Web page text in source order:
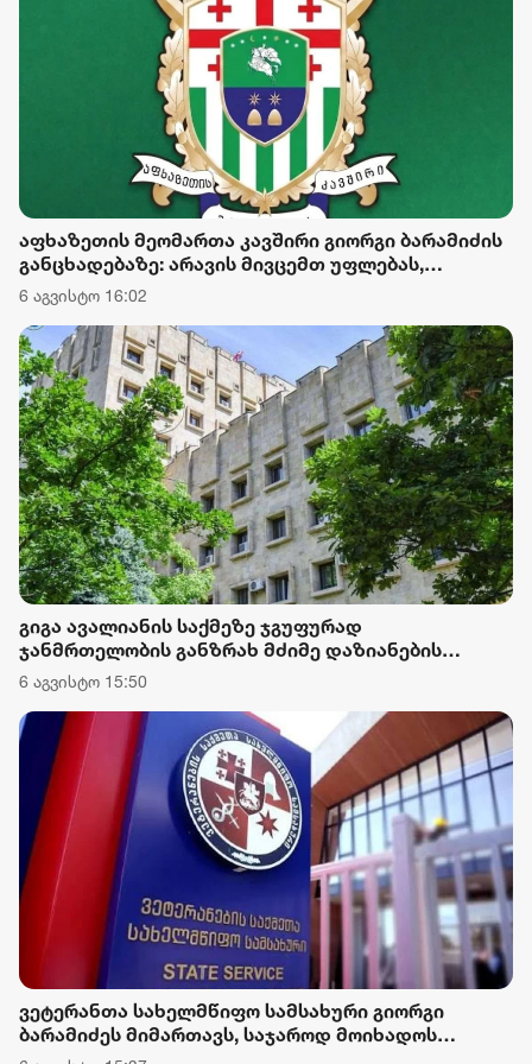
აფხაზეთის მეომართა კავშირი გიორგი ბარამიძის
განცხადებაზე: არავის მივცემთ უფლებას,
ქვეყნისთვის დამაზიანებელი განცხადებებით
ქართველი მებრძოლების ღირსება შეილახოს და
დაღუპულთა ხსოვნა პოლიტიკური მიზნებისთვის
იქნეს გამოყენებული
6 აგვისტო 16:02
გიგა ავალიანის საქმეზე ჯგუფურად
ჯანმრთელობის განზრახ მძიმე დაზიანების
წაქეზების ფაქტზე ნია იმნაძეს და განსაკუთრებით
მძიმე დანაშაულის შეუტყობინებლობის ფაქტზე
ანასტასია ბერუაშვილს ბრალდება წარუდგინეს
6 აგვისტო 15:50
ვეტერანთა სახელმწიფო სამსახური გიორგი
ბარამიძეს მიმართავს, საჯაროდ მოიხადოს
ბოდიში და უარყოს მის მიერ გავრცელებული,